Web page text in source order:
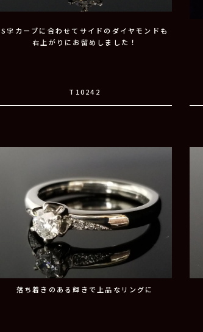
S字カーブに合わせてサイドのダイヤモンドも
右上がりにお留めしました！
T10242
落ち着きのある輝きで上品なリングに